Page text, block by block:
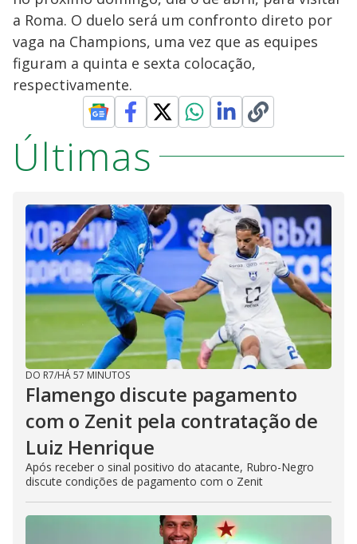
a Roma. O duelo será um confronto direto por
vaga na Champions, uma vez que as equipes
figuram a quinta e sexta colocação,
respectivamente.
Últimas
DO R7/HÁ 57 MINUTOS
Flamengo discute pagamento
com o Zenit pela contratação de
Luiz Henrique
Após receber o sinal positivo do atacante, Rubro-Negro
discute condições de pagamento com o Zenit